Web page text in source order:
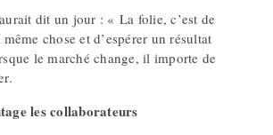
dit un jour : « La folie, c’est de
chose et d’espérer un résultat
le marché change, il importe de
les collaborateurs